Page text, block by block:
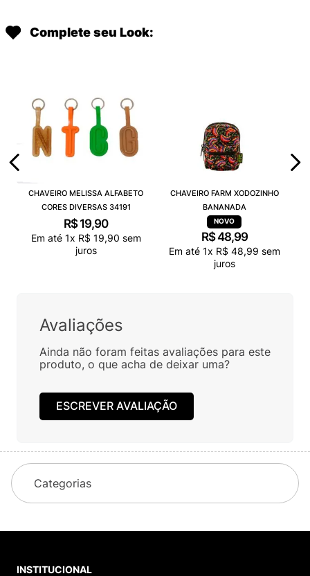
Complete seu Look:
CHAVEIRO MELISSA ALFABETO
CORES DIVERSAS 34191
R$ 19,90
Em até 1x R$ 19,90 sem
juros
CHAVEIRO FARM XODOZINHO
BANANADA
R$48,99
Em até 1x R$ 48,99 sem
juros
Avaliações
Ainda não foram feitas avaliações para este
produto, o que acha de deixar uma?
ESCREVER AVALIAÇÃO
Categorias
INSTITUCIONAL